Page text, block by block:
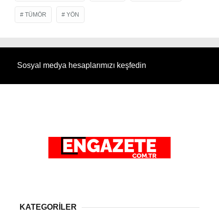
TÜMÖR YÖN
Sosyal medya hesaplarımızı keşfedin
KATEGORİLER